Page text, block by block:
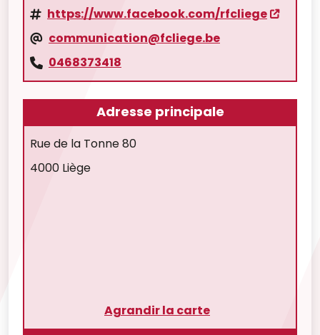
https://www.facebook.com/rfcliege
communication@fcliege.be
0468373418
Adresse principale
Rue de la Tonne 80
4000 Liège
Agrandir la carte